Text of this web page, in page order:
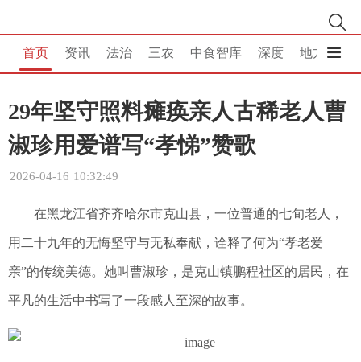
首页 资讯 法治 三农 中食智库 深度 地方
29年坚守照料瘫痪亲人古稀老人曹
淑珍用爱谱写“孝悌”赞歌
2026-04-16 10:32:49
在黑龙江省齐齐哈尔市克山县，一位普通的七旬老人，
用二十九年的无悔坚守与无私奉献，诠释了何为“孝老爱
亲”的传统美德。她叫曹淑珍，是克山镇鹏程社区的居民，在
平凡的生活中书写了一段感人至深的故事。